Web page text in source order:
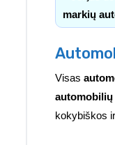
markių
Visas
automobilių
kokybiškos